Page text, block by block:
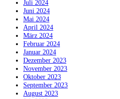
Juli 2024
Juni 2024
Mai 2024
April 2024
März 2024
Februar 2024
Januar 2024
Dezember 2023
November 2023
Oktober 2023
September 2023
August 2023